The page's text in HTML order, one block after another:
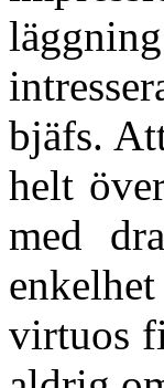
bjäfs.
helt
med
virtuos